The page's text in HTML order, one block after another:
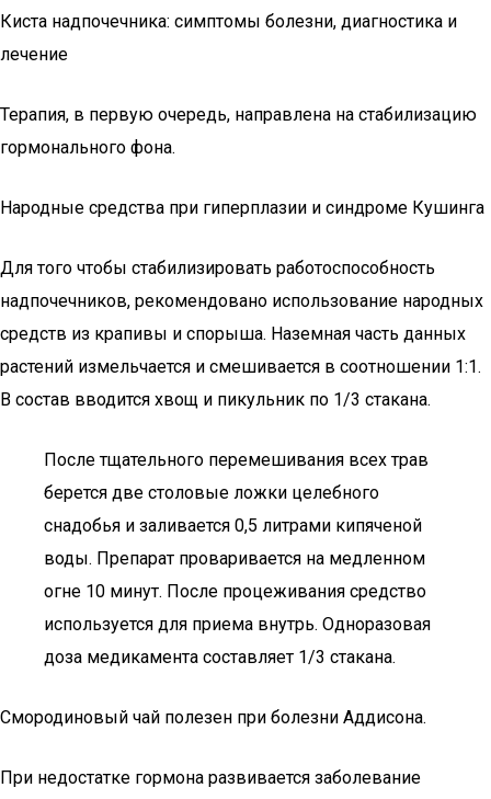
Киста надпочечника: симптомы болезни, диагностика и
лечение
Терапия, в первую очередь, направлена на стабилизацию
гормонального фона.
Народные средства при гиперплазии и синдроме Кушинга
Для того чтобы стабилизировать работоспособность
надпочечников, рекомендовано использование народных
средств из крапивы и спорыша. Наземная часть данных
растений измельчается и смешивается в соотношении 1:1.
В состав вводится хвощ и пикульник по 1/3 стакана.
После тщательного перемешивания всех трав
берется две столовые ложки целебного
снадобья и заливается 0,5 литрами кипяченой
воды. Препарат проваривается на медленном
огне 10 минут. После процеживания средство
используется для приема внутрь. Одноразовая
доза медикамента составляет 1/3 стакана.
Смородиновый чай полезен при болезни Аддисона.
При недостатке гормона развивается заболевание